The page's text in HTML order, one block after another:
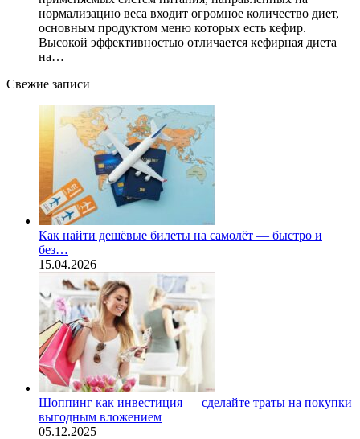
нормализацию веса входит огромное количество диет,
основным продуктом меню которых есть кефир.
Высокой эффективностью отличается кефирная диета
на…
Свежие записи
Как найти дешёвые билеты на самолёт — быстро и
без…
15.04.2026
Шоппинг как инвестиция — сделайте траты на покупки
выгодным вложением
05.12.2025